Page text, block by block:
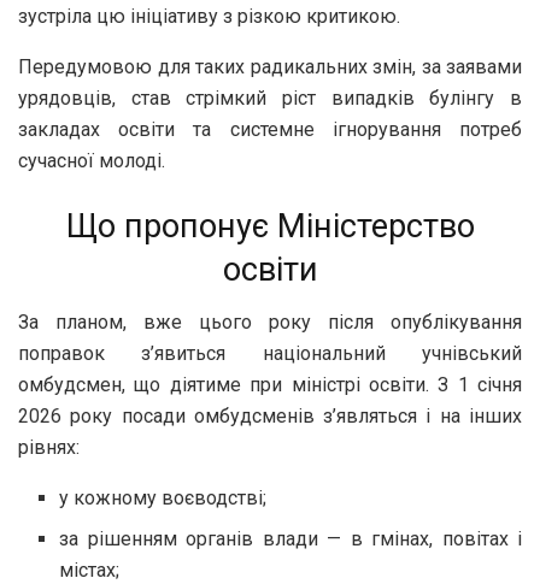
зустріла цю ініціативу з різкою критикою.
Передумовою для таких радикальних змін, за заявами
урядовців, став стрімкий ріст випадків булінгу в
закладах освіти та системне ігнорування потреб
сучасної молоді.
Що пропонує Міністерство
освіти
За планом, вже цього року після опублікування
поправок з’явиться національний учнівський
омбудсмен, що діятиме при міністрі освіти. З 1 січня
2026 року посади омбудсменів з’являться і на інших
рівнях:
у кожному воєводстві;
за рішенням органів влади — в гмінах, повітах і
містах;